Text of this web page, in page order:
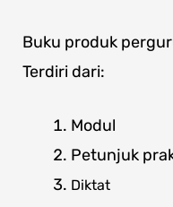
Buku produk
Terdiri dari:
Modul
Petunjuk
Diktat